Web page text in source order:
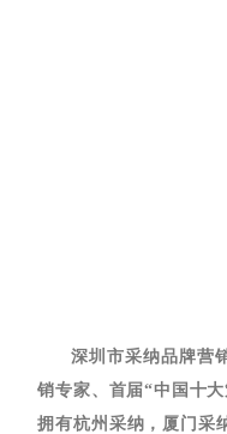
深圳市采纳品牌营
销专家、首届“中国十
拥有杭州采纳，厦门采